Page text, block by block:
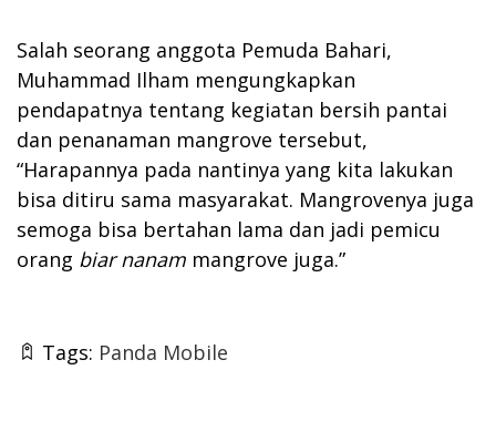
Salah seorang anggota Pemuda Bahari,
Muhammad Ilham mengungkapkan
pendapatnya tentang kegiatan bersih pantai
dan penanaman mangrove tersebut,
“Harapannya pada nantinya yang kita lakukan
bisa ditiru sama masyarakat. Mangrovenya juga
semoga bisa bertahan lama dan jadi pemicu
orang biar nanam mangrove juga.”
Tags: Panda Mobile